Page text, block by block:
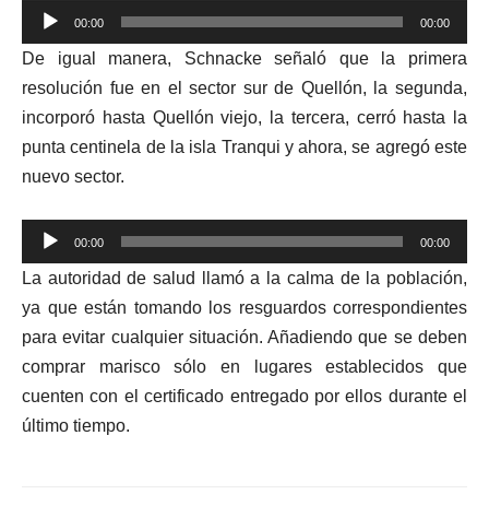
Reproductor
de
audio
00:00 00:00
De igual manera, Schnacke señaló que la primera
resolución fue en el sector sur de Quellón, la segunda,
incorporó hasta Quellón viejo, la tercera, cerró hasta la
punta centinela de la isla Tranqui y ahora, se agregó este
nuevo sector.
Reproductor
de
audio
00:00 00:00
La autoridad de salud llamó a la calma de la población,
ya que están tomando los resguardos correspondientes
para evitar cualquier situación. Añadiendo que se deben
comprar marisco sólo en lugares establecidos que
cuenten con el certificado entregado por ellos durante el
último tiempo.